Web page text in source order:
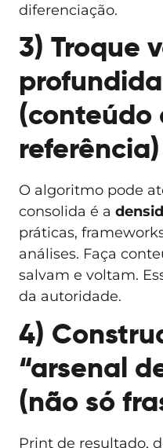
diferenciação.
3) Troque
(conteúdo
referência)
O algoritmo pode
consolida é a
práticas,
análises. Faça
salvam e voltam.
da autoridade.
4)
“arsenal
(não só
Print de resultado,